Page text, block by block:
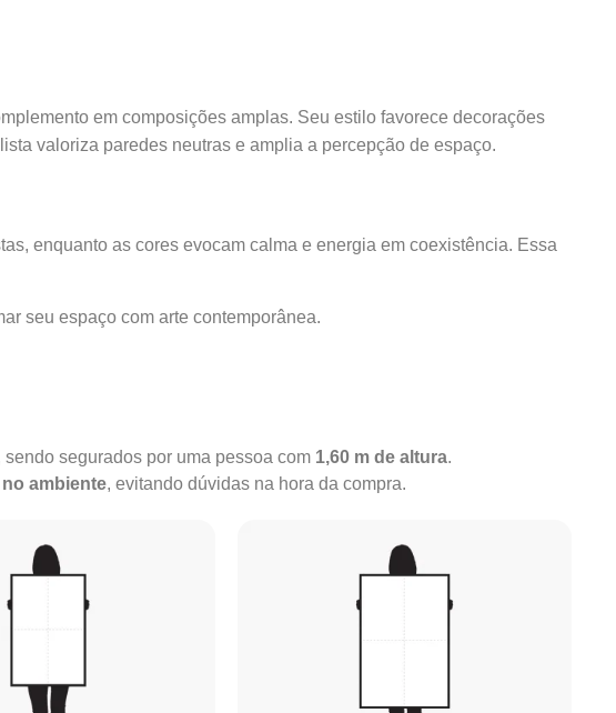
em composições amplas. Seu estilo favorece decorações
valoriza paredes neutras e amplia a percepção de espaço.
enquanto as cores evocam calma e energia em coexistência. Essa
seu espaço com arte contemporânea.
segurados por uma pessoa com 1,60 m de altura.
ambiente, evitando dúvidas na hora da compra.